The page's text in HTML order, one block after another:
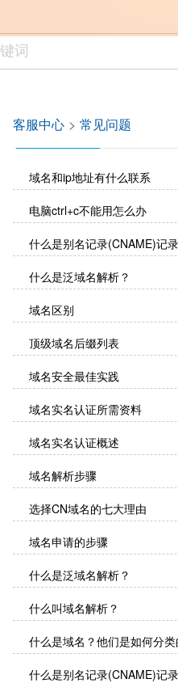
客服中心 > 常见问题
域名和ip地址有什么联系
电脑ctrl+c不能用怎么办
什么是别名记录(CNAME)记
什么是泛域名解析？
域名区别
顶级域名后缀列表
域名安全最佳实践
域名实名认证所需资料
域名实名认证概述
域名解析步骤
选择CN域名的七大理由
域名申请的步骤
什么是泛域名解析？
什么叫域名解析？
什么是域名？他们是如何分
什么是别名记录(CNAME)记